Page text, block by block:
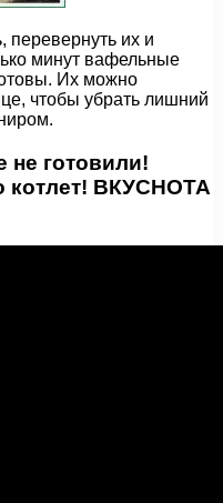
перевернуть их и
минут вафельные
Их можно
чтобы убрать лишний
готовили!
котлет! ВКУСНОТА